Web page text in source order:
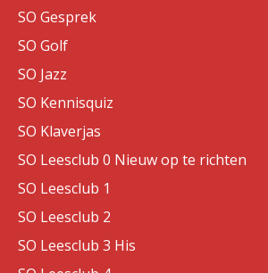
SO Gesprek
SO Golf
SO Jazz
SO Kennisquiz
SO Klaverjas
SO Leesclub 0 Nieuw op te richten
SO Leesclub 1
SO Leesclub 2
SO Leesclub 3 His